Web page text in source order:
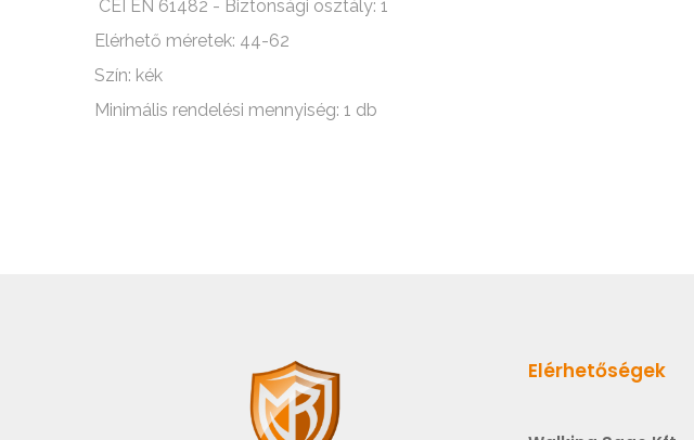
CEI EN 61482 - Biztonsági osztály: 1
Elérhető méretek: 44-62
Szín: kék
Minimális rendelési mennyiség: 1 db
Elérhetőségek